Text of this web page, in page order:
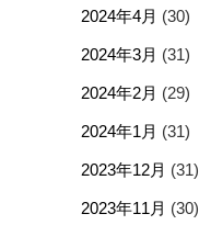
2024年4月 (30)
2024年3月 (31)
2024年2月 (29)
2024年1月 (31)
2023年12月 (31)
2023年11月 (30)